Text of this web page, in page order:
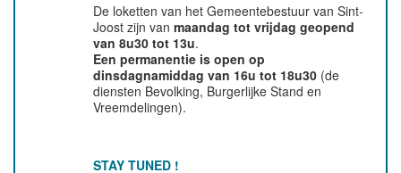
De loketten van het Gemeentebestuur van Sint-
Joost zijn vanmaandag tot vrijdag geopend
van 8u30 tot 13u.
Een permanentie is open op
dinsdagnamiddag van 16u tot 18u30 (de
diensten Bevolking, Burgerlijke Stand en
Vreemdelingen).
STAY TUNED !